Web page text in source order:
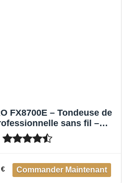
FX8700E – Tondeuse de
sans fil –
Autonomie 2 h -Lame en
– Socle Chargeur